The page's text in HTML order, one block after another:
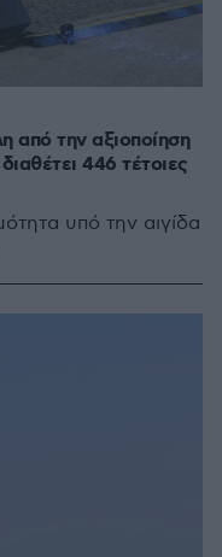
από την αξιοποίηση
446 τέτοιες
υπό την αιγίδα